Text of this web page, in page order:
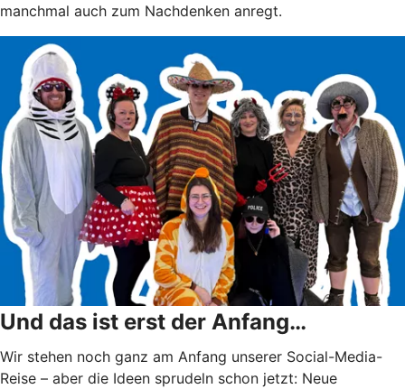
manchmal auch zum Nachdenken anregt.
Und das ist erst der Anfang…
Wir stehen noch ganz am Anfang unserer Social-Media-
Reise – aber die Ideen sprudeln schon jetzt: Neue